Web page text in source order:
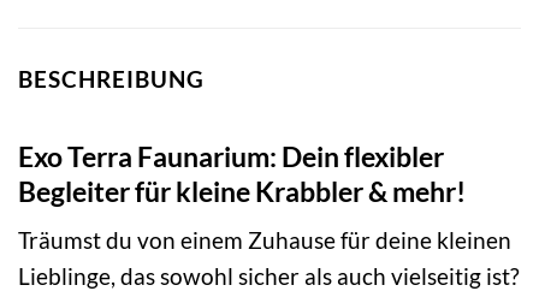
BESCHREIBUNG
Exo Terra Faunarium: Dein flexibler
Begleiter für kleine Krabbler & mehr!
Träumst du von einem Zuhause für deine kleinen
Lieblinge, das sowohl sicher als auch vielseitig ist?